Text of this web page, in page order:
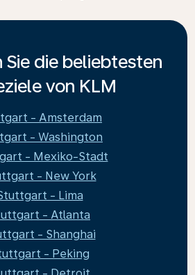
Sie die beliebtesten
von KLM
- Amsterdam
- Washington
- Mexiko-Stadt
- New York
- Lima
- Atlanta
- Shanghai
- Peking